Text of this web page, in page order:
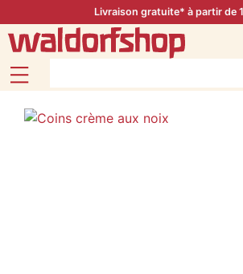
Livraison gratuite* à partir de